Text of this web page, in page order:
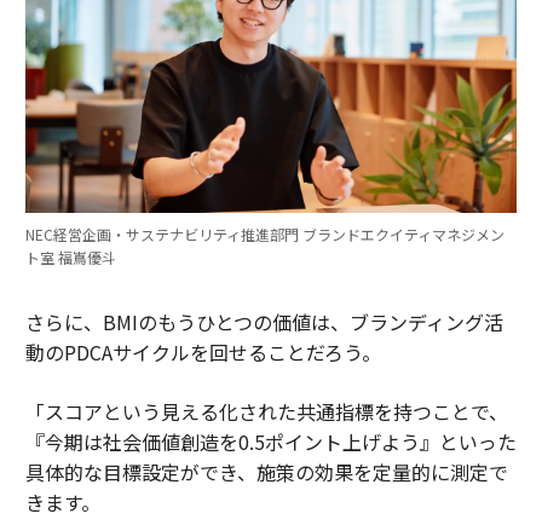
NEC経営企画・サステナビリティ推進部門 ブランドエクイティマネジメン
ト室 福嶌優斗
さらに、BMIのもうひとつの価値は、ブランディング活
動のPDCAサイクルを回せることだろう。
「スコアという見える化された共通指標を持つことで、
『今期は社会価値創造を0.5ポイント上げよう』といった
具体的な目標設定ができ、施策の効果を定量的に測定で
きます。